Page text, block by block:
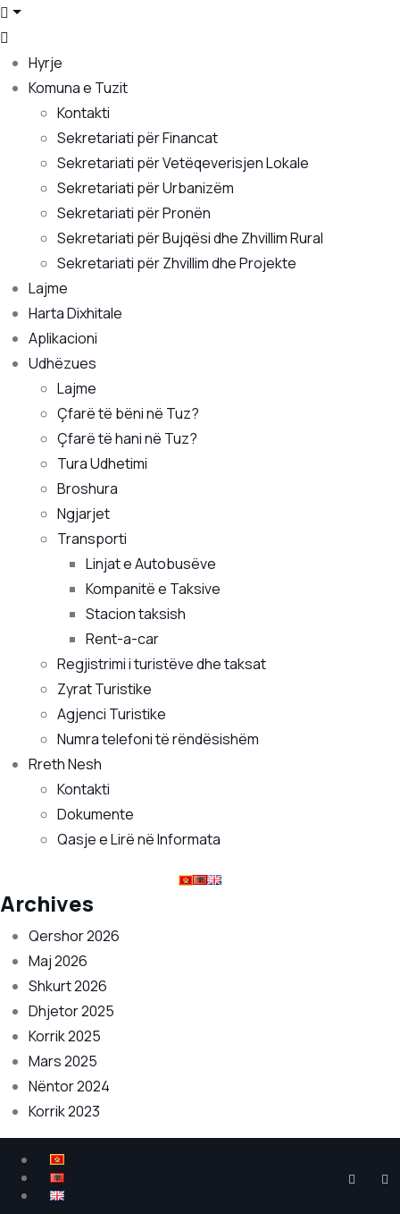
Hyrje
Komuna e Tuzit
Kontakti
Sekretariati për Financat
Sekretariati për Vetëqeverisjen Lokale
Sekretariati për Urbanizëm
Sekretariati për Pronën
Sekretariati për Bujqësi dhe Zhvillim Rural
Sekretariati për Zhvillim dhe Projekte
Lajme
Harta Dixhitale
Aplikacioni
Udhëzues
Lajme
Çfarë të bëni në Tuz?
Çfarë të hani në Tuz?
Tura Udhetimi
Broshura
Ngjarjet
Transporti
Linjat e Autobusëve
Kompanitë e Taksive
Stacion taksish
Rent-a-car
Regjistrimi i turistëve dhe taksat
Zyrat Turistike
Agjenci Turistike
Numra telefoni të rëndësishëm
Rreth Nesh
Kontakti
Dokumente
Qasje e Lirë në Informata
Archives
Qershor 2026
Maj 2026
Shkurt 2026
Dhjetor 2025
Korrik 2025
Mars 2025
Nëntor 2024
Korrik 2023